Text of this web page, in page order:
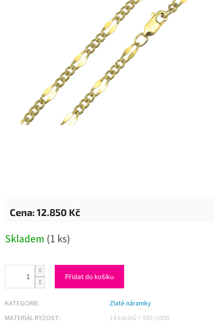
12.850 Kč
cena:
Skladem (1 ks)
Přidat do košíku
KATEGORIE:
Zlaté náramky
MATERIÁL RYZOST:
14 karátů = 585/1000